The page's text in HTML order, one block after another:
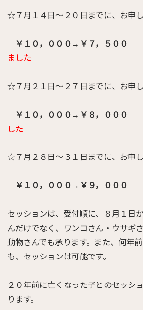
☆７月１４日〜２０日までに、お申
￥１０，０００→￥７，５０
ました
☆７月２１日〜２７日までに、お申
￥１０，０００→￥８，００
した
☆７月２８日〜３１日までに、お申
￥１０，０００→￥９，０００
セッションは、受付順に、８月１日
んだけでなく、ワンコさん・ウサギ
動物さんでも承ります。また、何年
も、セッションは可能です。
２０年前に亡くなった子とのセッシ
ります。